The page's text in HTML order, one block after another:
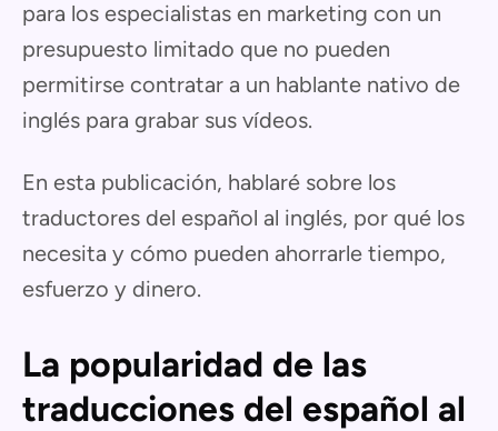
para los especialistas en marketing con un
presupuesto limitado que no pueden
permitirse contratar a un hablante nativo de
inglés para grabar sus vídeos.
En esta publicación, hablaré sobre los
traductores del español al inglés, por qué los
necesita y cómo pueden ahorrarle tiempo,
esfuerzo y dinero.
La popularidad de las
traducciones del español al